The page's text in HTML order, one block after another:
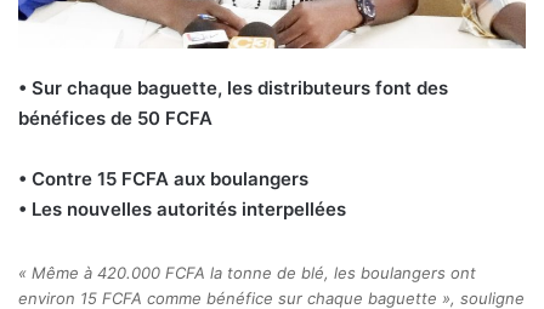
• Sur chaque baguette, les distributeurs font des
bénéfices de 50 FCFA
• Contre 15 FCFA aux boulangers
• Les nouvelles autorités interpellées
« Même à 420.000 FCFA la tonne de blé, les boulangers ont
environ 15 FCFA comme bénéfice sur chaque baguette », souligne